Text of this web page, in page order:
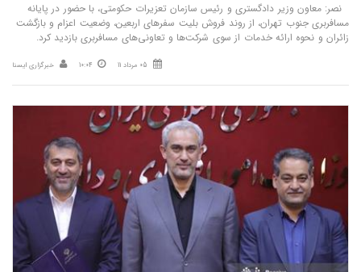
نصر: معاون وزیر دادگستری و رئیس سازمان تعزیرات حکومتی، با حضور در پایانه
مسافربری جنوب تهران، از روند فروش بلیت سفرهای اربعین، وضعیت اعزام و بازگشت
زائران و نحوه ارائه خدمات از سوی شرکت‌ها و تعاونی‌های مسافربری بازدید کرد.
05 مرداد 11 10:04 خبرگزاری ایسنا